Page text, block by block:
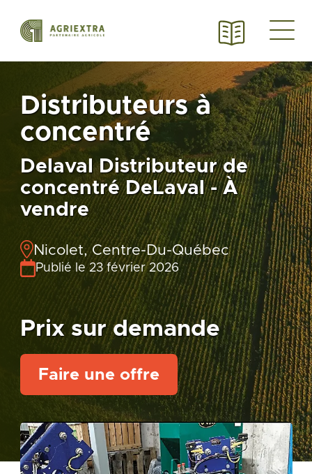
Distributeurs à
concentré
Delaval Distributeur de
concentré DeLaval - À
vendre
Nicolet, Centre-Du-Québec
Publié le 23 février 2026
Prix sur demande
Faire une offre